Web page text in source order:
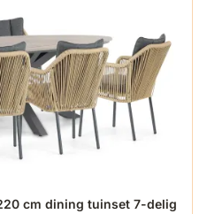
cm dining tuinset 7-delig
gekozen opties op de